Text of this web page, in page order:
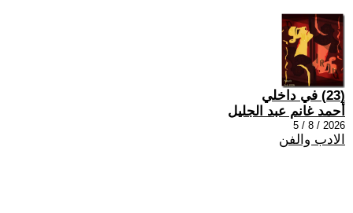
(23) في داخلي
أحمد غانم عبد الجليل
2026 / 8 / 5
الادب والفن